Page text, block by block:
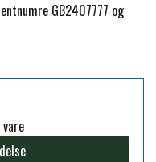
GB2407777 og